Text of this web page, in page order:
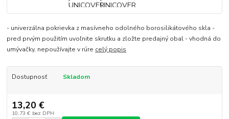
- univerzálna pokrievka z masívneho odolného borosilikátového skla -
pred prvým použitím uvoľnite skrutku a zložte predajný obal - vhodná do
umývačky, nepoužívajte v rúre celý popis
Dostupnosť Skladom
13,20 €
10,73 € bez DPH